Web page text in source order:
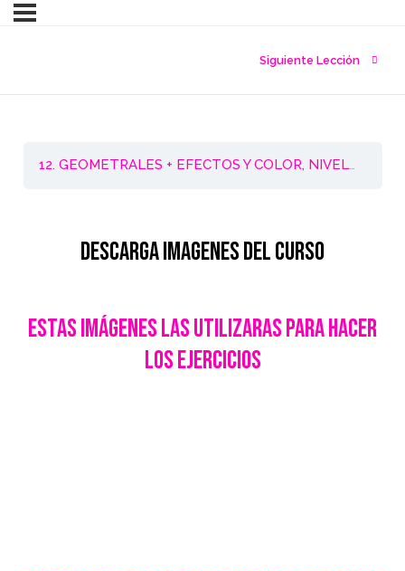
Siguiente Lección
12. GEOMETRALES + EFECTOS Y COLOR, NIVEL 1 (Dibujo Plano de Moda)
Descarga IMAGENES DEL curso
estas imágenes las utilizaras para hacer
los ejercicios